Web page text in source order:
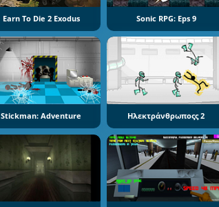
Earn To Die 2 Exodus Sonic RPG: Eps 9
Stickman: Adventure Ηλεκτράνθρωποςς 2